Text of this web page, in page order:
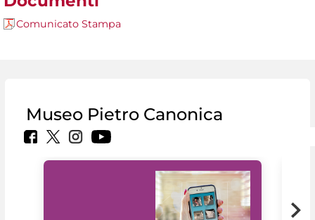
Comunicato Stampa
Museo Pietro Canonica